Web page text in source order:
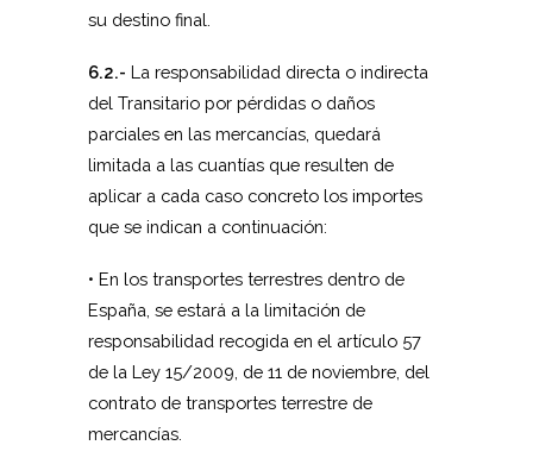
su destino final.
6.2.- La responsabilidad directa o indirecta
del Transitario por pérdidas o daños
parciales en las mercancías, quedará
limitada a las cuantías que resulten de
aplicar a cada caso concreto los importes
que se indican a continuación:
• En los transportes terrestres dentro de
España, se estará a la limitación de
responsabilidad recogida en el artículo 57
de la Ley 15/2009, de 11 de noviembre, del
contrato de transportes terrestre de
mercancías.